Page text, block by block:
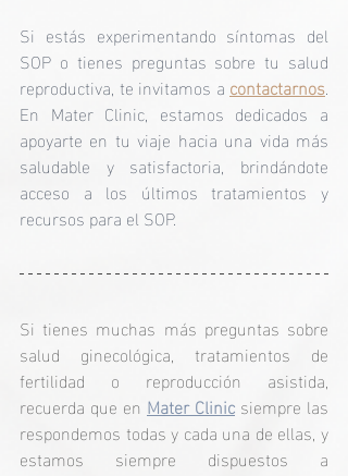
Si estás experimentando síntomas del
SOP o tienes preguntas sobre tu salud
reproductiva, te invitamos a contactarnos.
En Mater Clinic, estamos dedicados a
apoyarte en tu viaje hacia una vida más
saludable y satisfactoria, brindándote
acceso a los últimos tratamientos y
recursos para el SOP.
Si tienes muchas más preguntas sobre
salud ginecológica, tratamientos de
fertilidad o reproducción asistida,
recuerda que en Mater Clinic siempre las
respondemos todas y cada una de ellas, y
estamos siempre dispuestos a